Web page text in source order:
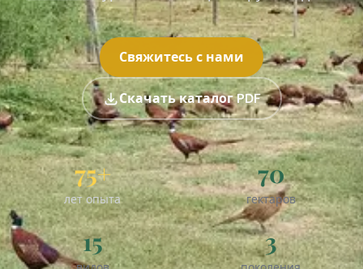
Свяжитесь с нами
Скачать каталог PDF
75+
лет опыта
70
гектаров
15 3